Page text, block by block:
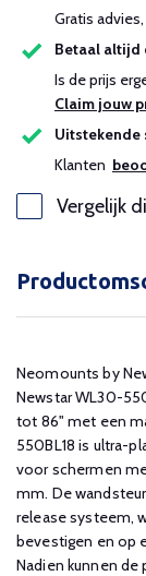
Gratis
Betaal altijd
Is de prijs
Claim jouw
Uitstekende
Klanten
Vergelijk
Neomounts by
Newstar WL30-
tot 86" met een
550BL18 is ultra-
voor schermen
mm. De
release systeem,
bevestigen en op
Nadien kunnen de